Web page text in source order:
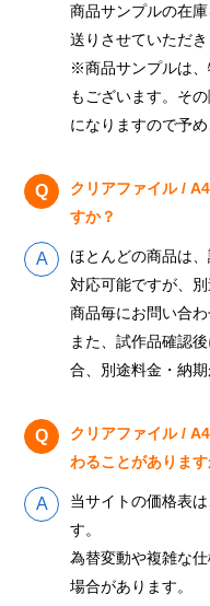
商品サンプルの在
送りさせていただき
※商品サンプルは
もございます。そ
になりますので予め
クリアファイル /
すか？
ほとんどの商品は
対応可能ですが、
商品毎にお問い合わ
また、試作品確認
合、別途料金・納期
クリアファイル /
わることがあります
当サイトの価格表
す。
為替変動や複雑な
場合があります。